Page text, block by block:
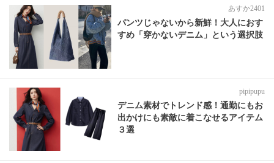
あすか2401
パンツじゃないから新鮮！大人におす
すめ「穿かないデニム」という選択肢
pipipupu
デニム素材でトレンド感！通勤にもお
出かけにも素敵に着こなせるアイテム
３選